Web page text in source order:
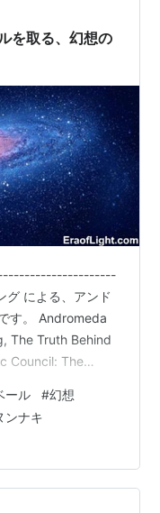
アヌンナキ」
を取る、幻想の
による、アンド
す。 Andromeda
The Truth Behind
Council: The
携帯電話から表示
ール #幻想
ンナキ